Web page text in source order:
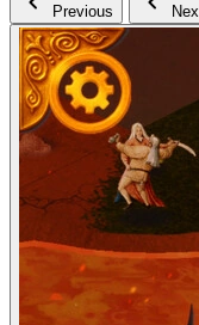
Previous